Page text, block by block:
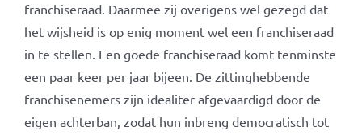
franchiseraad. Daarmee zij overigens wel gezegd dat
het wijsheid is op enig moment wel een franchiseraad
in te stellen. Een goede franchiseraad komt tenminste
een paar keer per jaar bijeen. De zittinghebbende
franchisenemers zijn idealiter afgevaardigd door de
eigen achterban, zodat hun inbreng democratisch tot